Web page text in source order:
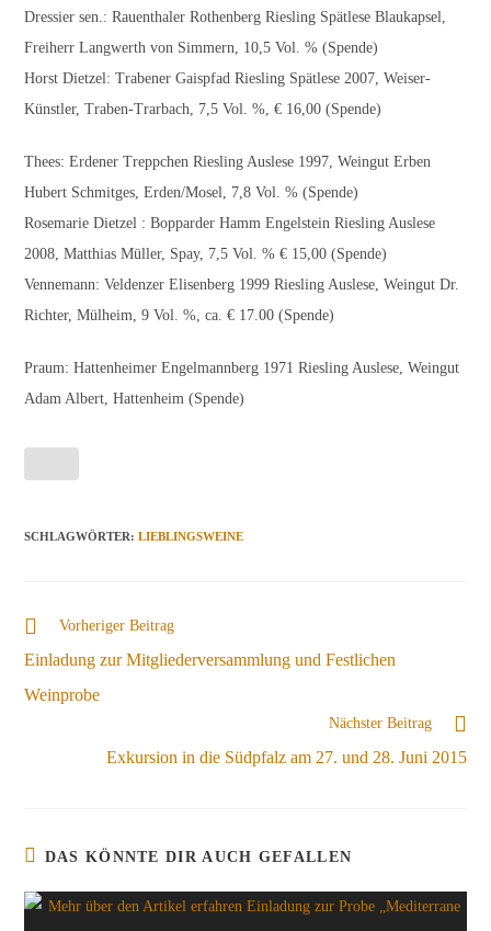
Dressier sen.: Rauenthaler Rothenberg Riesling Spätlese Blaukapsel,
Freiherr Langwerth von Simmern, 10,5 Vol. % (Spende)
Horst Dietzel: Trabener Gaispfad Riesling Spätlese 2007, Weiser-
Künstler, Traben-Trarbach, 7,5 Vol. %, € 16,00 (Spende)
Thees: Erdener Treppchen Riesling Auslese 1997, Weingut Erben
Hubert Schmitges, Erden/Mosel, 7,8 Vol. % (Spende)
Rosemarie Dietzel : Bopparder Hamm Engelstein Riesling Auslese
2008, Matthias Müller, Spay, 7,5 Vol. % € 15,00 (Spende)
Vennemann: Veldenzer Elisenberg 1999 Riesling Auslese, Weingut Dr.
Richter, Mülheim, 9 Vol. %, ca. € 17.00 (Spende)
Praum: Hattenheimer Engelmannberg 1971 Riesling Auslese, Weingut
Adam Albert, Hattenheim (Spende)
SCHLAGWÖRTER:LIEBLINGSWEINE
Weitere
ansehen
Vorheriger Beitrag
Einladung zur Mitgliederversammlung und Festlichen
Weinprobe
Nächster Beitrag
Exkursion in die Südpfalz am 27. und 28. Juni 2015
DAS KÖNNTE DIR AUCH GEFALLEN